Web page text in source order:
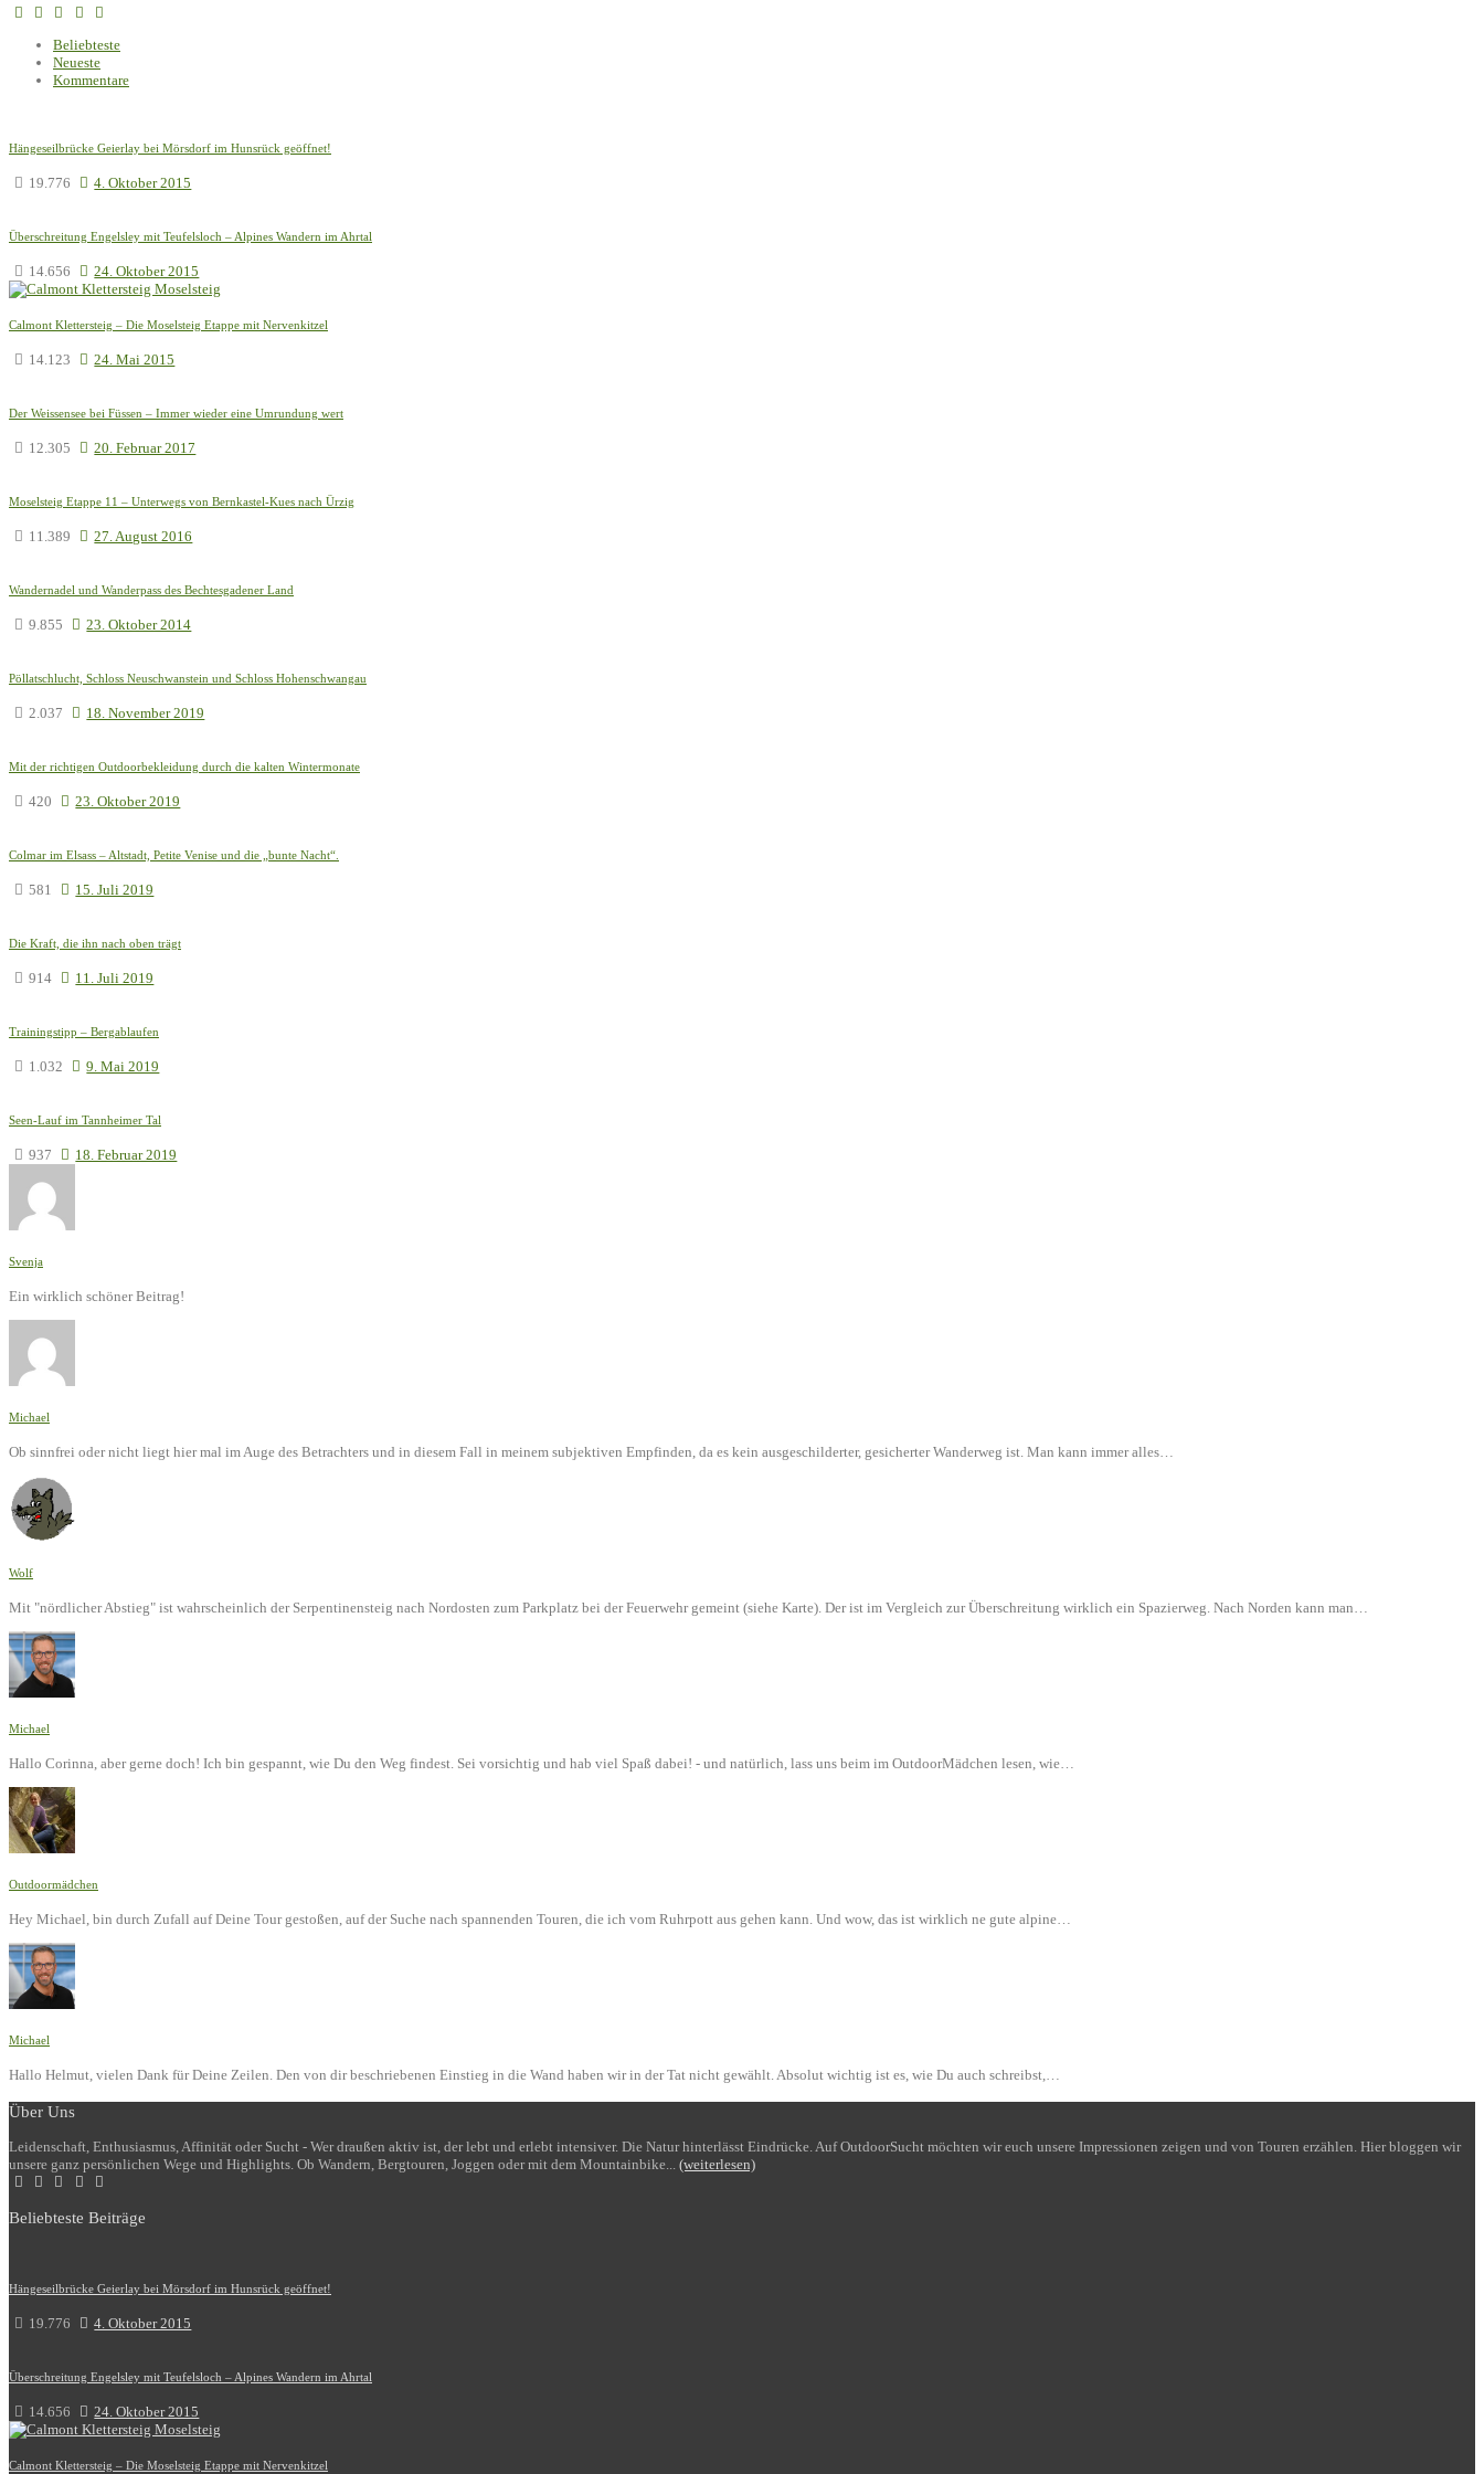
Beliebteste
Neueste
Kommentare
Hängeseilbrücke Geierlay bei Mörsdorf im Hunsrück geöffnet!
19.776 4. Oktober 2015
Überschreitung Engelsley mit Teufelsloch – Alpines Wandern im Ahrtal
14.656 24. Oktober 2015
Calmont Klettersteig – Die Moselsteig Etappe mit Nervenkitzel
14.123 24. Mai 2015
Der Weissensee bei Füssen – Immer wieder eine Umrundung wert
12.305 20. Februar 2017
Moselsteig Etappe 11 – Unterwegs von Bernkastel-Kues nach Ürzig
11.389 27. August 2016
Wandernadel und Wanderpass des Bechtesgadener Land
9.855 23. Oktober 2014
Pöllatschlucht, Schloss Neuschwanstein und Schloss Hohenschwangau
2.037 18. November 2019
Mit der richtigen Outdoorbekleidung durch die kalten Wintermonate
420 23. Oktober 2019
Colmar im Elsass – Altstadt, Petite Venise und die „bunte Nacht“.
581 15. Juli 2019
Die Kraft, die ihn nach oben trägt
914 11. Juli 2019
Trainingstipp – Bergablaufen
1.032 9. Mai 2019
Seen-Lauf im Tannheimer Tal
937 18. Februar 2019
Svenja
Ein wirklich schöner Beitrag!
Michael
Ob sinnfrei oder nicht liegt hier mal im Auge des Betrachters und in diesem Fall in meinem subjektiven Empfinden, da es kein ausgeschilderter, gesicherter Wanderweg ist. Man kann immer alles…
Wolf
Mit "nördlicher Abstieg" ist wahrscheinlich der Serpentinensteig nach Nordosten zum Parkplatz bei der Feuerwehr gemeint (siehe Karte). Der ist im Vergleich zur Überschreitung wirklich ein Spazierweg. Nach Norden kann man…
Michael
Hallo Corinna, aber gerne doch! Ich bin gespannt, wie Du den Weg findest. Sei vorsichtig und hab viel Spaß dabei! - und natürlich, lass uns beim im OutdoorMädchen lesen, wie…
Outdoormädchen
Hey Michael, bin durch Zufall auf Deine Tour gestoßen, auf der Suche nach spannenden Touren, die ich vom Ruhrpott aus gehen kann. Und wow, das ist wirklich ne gute alpine…
Michael
Hallo Helmut, vielen Dank für Deine Zeilen. Den von dir beschriebenen Einstieg in die Wand haben wir in der Tat nicht gewählt. Absolut wichtig ist es, wie Du auch schreibst,…
Über Uns
Leidenschaft, Enthusiasmus, Affinität oder Sucht - Wer draußen aktiv ist, der lebt und erlebt intensiver. Die Natur hinterlässt Eindrücke. Auf OutdoorSucht möchten wir euch unsere Impressionen zeigen und von Touren erzählen. Hier bloggen wir
unsere ganz persönlichen Wege und Highlights. Ob Wandern, Bergtouren, Joggen oder mit dem Mountainbike... (weiterlesen)
Beliebteste Beiträge
Hängeseilbrücke Geierlay bei Mörsdorf im Hunsrück geöffnet!
19.776 4. Oktober 2015
Überschreitung Engelsley mit Teufelsloch – Alpines Wandern im Ahrtal
14.656 24. Oktober 2015
Calmont Klettersteig – Die Moselsteig Etappe mit Nervenkitzel